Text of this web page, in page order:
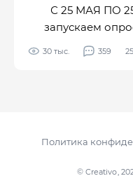
С 25 МАЯ ПО
запускаем
навыки и
30 тыс. 359
© Creativo,
Политика